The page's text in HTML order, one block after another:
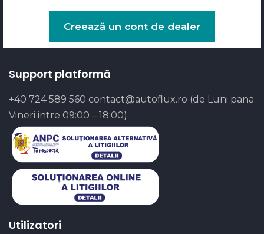
Creează un cont de dealer
Support platformă
+40 724 589 560 contact@autoflux.ro (de Luni pana
Vineri intre 09:00 – 18:00)
Utilizatori